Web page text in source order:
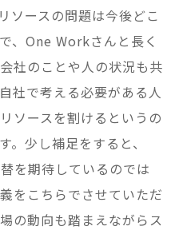
ソースの問題は今後どこ
、One Workさんと長く
社のことや人の状況も共
社で考える必要がある人
ソースを割けるというの
。少し補足をすると、
を期待しているのでは
をこちらでさせていただ
の動向も踏まえながらス